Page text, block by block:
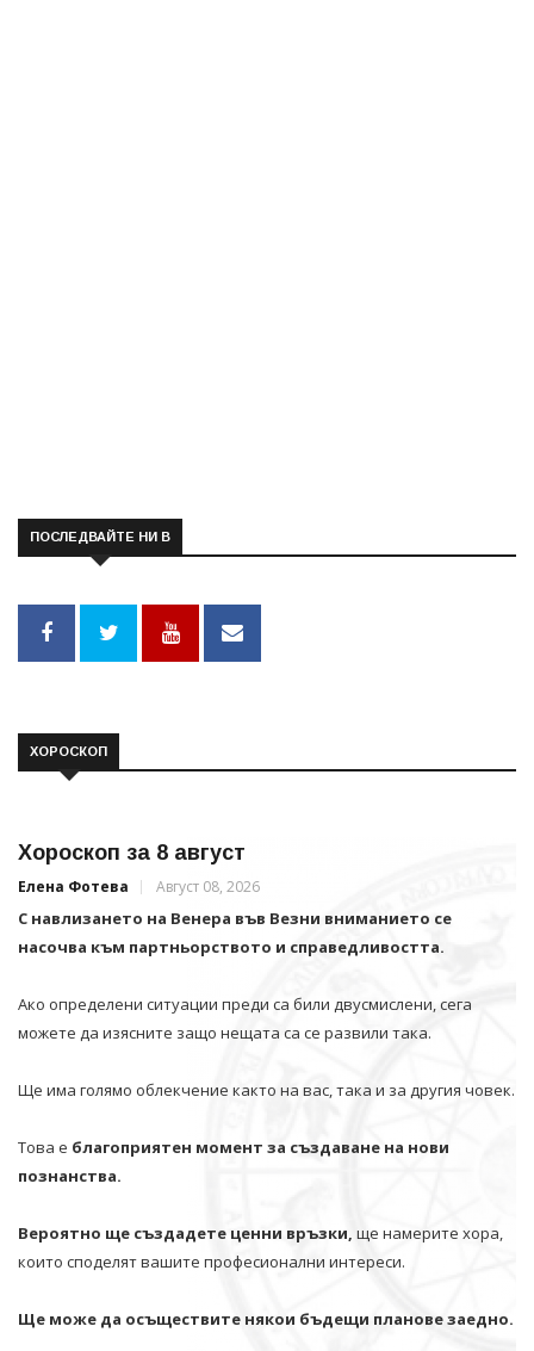
ПОСЛЕДВАЙТЕ НИ В
ХОРОСКОП
Хороскоп за 8 август
Елена Фотева Август 08, 2026
С навлизането на Венера във Везни вниманието се
насочва към партньорството и справедливостта.
Ако определени ситуации преди са били двусмислени, сега
можете да изясните защо нещата са се развили така.
Ще има голямо облекчение както на вас, така и за другия човек.
Това е благоприятен момент за създаване на нови
познанства.
Вероятно ще създадете ценни връзки, ще намерите хора,
които споделят вашите професионални интереси.
Ще може да осъществите някои бъдещи планове заедно.